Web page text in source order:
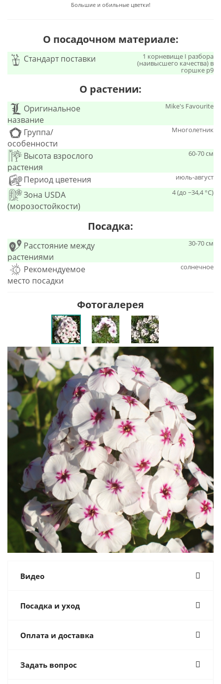
Большие и обильные цветки!
О посадочном материале:
Стандарт поставки 1 корневище I разбора
(наивысшего качества) в
горшке р9
О растении:
Оригинальное
название
Mike's Favourite
Группа/
особенности
Многолетник
Высота взрослого
растения
60-70 см
Период цветения июль-август
Зона USDA
(морозостойкости)
4 (до −34,4 °C)
Посадка:
Расстояние между
растениями
30-70 см
Рекомендуемое
место посадки
солнечное
Фотогалерея
Видео
Посадка и уход
Оплата и доставка
Задать вопрос